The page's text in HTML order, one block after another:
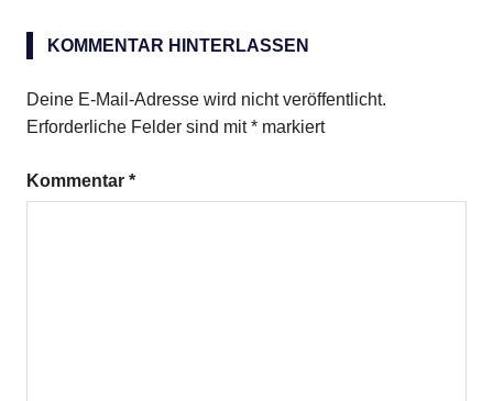
Coconut
KOMMENTAR HINTERLASSEN
Deine E-Mail-Adresse wird nicht veröffentlicht.
Erforderliche Felder sind mit* markiert
Kommentar *